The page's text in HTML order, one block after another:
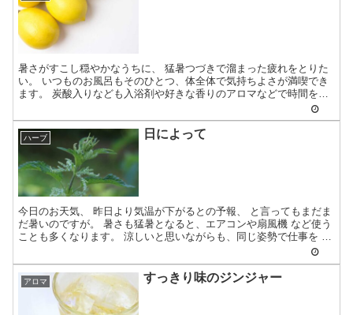
暑さがすこし穏やかなうちに、 猛暑つづきで溜まった疲れをとりた
い。 いつものお風呂もそのひとつ、体全体で気持ちよさが満喫でき
ます。 炭酸入りなども入浴剤や好きな香りのアロマなどで時間をか
ハーブ 日によって
今日のお天気、 昨日より気温が下がるとの予報、 と言ってもまだま
だ暑いのですが。 暑さも猛暑となると、エアコンや扇風機 など使う
ことも多くなります。 涼しいと思いながらも、同じ姿勢で仕事を し
アロマ すっきり味のジンジャー